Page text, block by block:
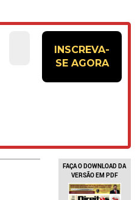
FAÇA O DOWNLOAD DA
VERSÃO EM PDF